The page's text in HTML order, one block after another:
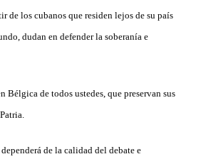
de los cubanos que residen lejos de su país
dudan en defender la soberanía e
Bélgica de todos ustedes, que preservan sus
de la calidad del debate e